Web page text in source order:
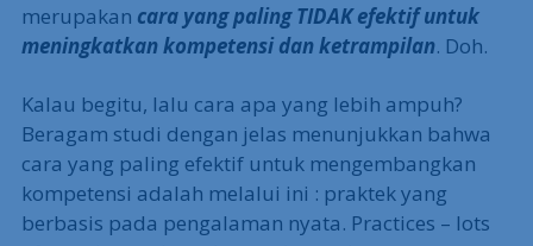
merupakan cara yang paling TIDAK efektif untuk
meningkatkan kompetensi dan ketrampilan. Doh.
Kalau begitu, lalu cara apa yang lebih ampuh?
Beragam studi dengan jelas menunjukkan bahwa
cara yang paling efektif untuk mengembangkan
kompetensi adalah melalui ini : praktek yang
berbasis pada pengalaman nyata. Practices – lots